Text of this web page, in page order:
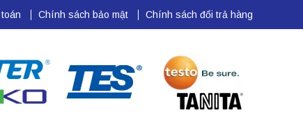
Chính sách bảo mật Chính sách đổi trả hàng